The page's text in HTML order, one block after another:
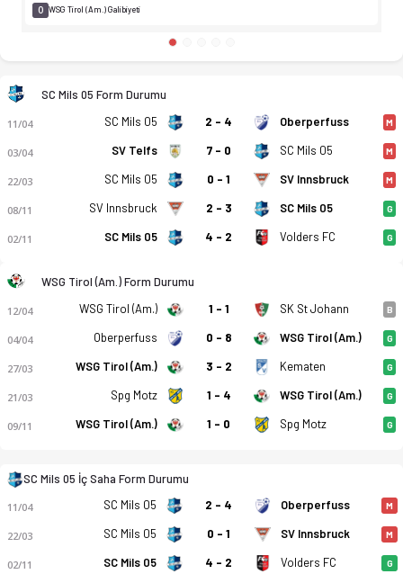
SC Mils 05 - WSG Tirol (Am.) 0-0 bitti. Gol anları, kadro,
0 WSG Tirol (Am.) Galibiyeti
SC Mils 05 Form Durumu
11/04 SC Mils 05 2 - 4 Oberperfuss M
03/04 SV Telfs 7 - 0 SC Mils 05 M
22/03 SC Mils 05 0 - 1 SV Innsbruck M
08/11 SV Innsbruck 2 - 3 SC Mils 05 G
02/11 SC Mils 05 4 - 2 Volders FC G
WSG Tirol (Am.) Form Durumu
12/04 WSG Tirol (Am.) 1 - 1 SK St Johann B
04/04 Oberperfuss 0 - 8 WSG Tirol (Am.) G
27/03 WSG Tirol (Am.) 3 - 2 Kematen G
21/03 Spg Motz 1 - 4 WSG Tirol (Am.) G
09/11 WSG Tirol (Am.) 1 - 0 Spg Motz G
SC Mils 05 İç Saha Form Durumu
11/04 SC Mils 05 2 - 4 Oberperfuss M
22/03 SC Mils 05 0 - 1 SV Innsbruck M
02/11 SC Mils 05 4 - 2 Volders FC G